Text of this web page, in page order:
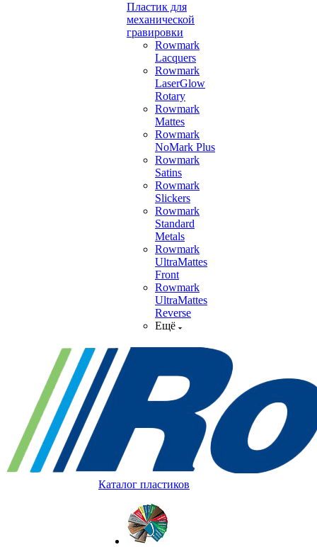
Пластик для
механической
гравировки
Rowmark
Lacquers
Rowmark
LaserGlow
Rotary
Rowmark
Mattes
Rowmark
NoMark Plus
Rowmark
Satins
Rowmark
Slickers
Rowmark
Standard
Metals
Rowmark
UltraMattes
Front
Rowmark
UltraMattes
Reverse
Ещё
Каталог пластиков